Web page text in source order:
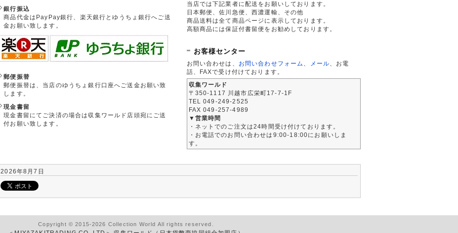
銀行振込
商品代金はPayPay銀行、楽天銀行とゆうちょ銀行へご送
金お願い致します。
郵便振替
郵便振替は、当店のゆうちょ銀行口座へご送金お願い致
します。
現金書留
現金書留にてご決済の場合は収集ワールド店頭宛にご送
付お願い致します。
当店では下記業者に配送をお願いしております。
日本郵便、佐川急便、西濃運輸、その他
商品送料は全て商品ページに表示しております。
高額商品には保証付書留便をお勧めしております。
お客様センター
お問い合わせは、 お問い合わせフォーム メール 、お電
話、FAXで受け付けております。
収集ワールド
〒350-1117 川越市広栄町17-7-1F
TEL 049-249-2525
FAX 049-257-4989
▼営業時間
・ネットでのご注文は24時間受け付けております。
・お電話でのお問い合わせは9:00-18:00にお願いしま
す。
2026年8月7日
Copyright © 2015-2026 Collection World All rights reserved.